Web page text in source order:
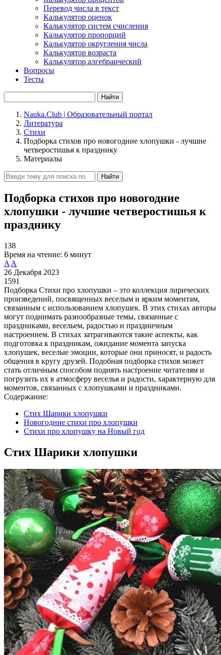
Перевод числа в текст
Калькулятор оценок
Калькулятор систем счисления
Калькулятор пропорций
Калькулятор округления числа
Калькулятор возраста
Калькулятор алгебраический
Вопросы
Тесты
Найти
Nauka.Club | Образовательный портал
Литература
Стихи
Подборка стихов про новогодние хлопушки - лучшие
четверостишья к празднику
Материалы
Найти
Подборка стихов про новогодние
хлопушки - лучшие четверостишья к
празднику
138
Время на чтение: 6 минут
A A
26 Декабря 2023
1591
Подборка Стихи про хлопушки – это коллекция лирических
произведений, посвященных веселым и ярким моментам,
связанным с использованием хлопушек. В этих стихах авторы
могут поднимать разнообразные темы, связанные с
праздниками, весельем, радостью и праздничным
настроением. В стихах затрагиваются такие аспекты, как
подготовка к праздникам, ожидание момента запуска
хлопушек, веселые эмоции, которые они приносят, и радость
общения в кругу друзей. Подобная подборка стихов может
стать отличным способом поднять настроение читателям и
погрузить их в атмосферу веселья и радости, характерную для
моментов, связанных с хлопушками и праздниками.
Содержание:
Стих Шарики хлопушки
Новогодние стихи про хлопушки
Стихи про хлопушку на Новый год
Стих Шарики хлопушки